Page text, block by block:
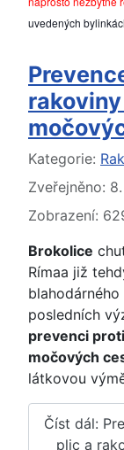
uvedených
Základní
Kategorie:
Zveřejněno:
Zobrazení:
Brokolice
Rímaa již
posledních
prevenci
močových
látkovou
Číst dál:
plic a